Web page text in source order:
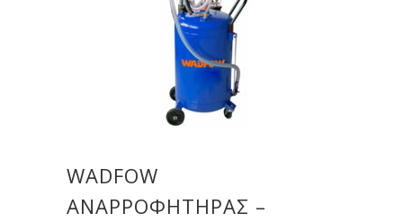
WADFOW
ΑΝΑΡΡΟΦΗΤΗΡΑΣ –